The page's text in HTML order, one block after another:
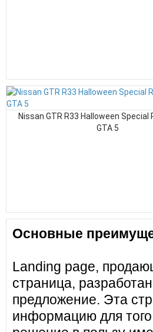
Nissan GTR R33 Halloween Special
GTA 5
Основные
Landing page,
страница,
предложение. Эта
информацию для